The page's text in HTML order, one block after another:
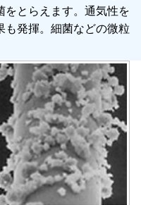
をとらえます。通気性を
も発揮。細菌などの微粒